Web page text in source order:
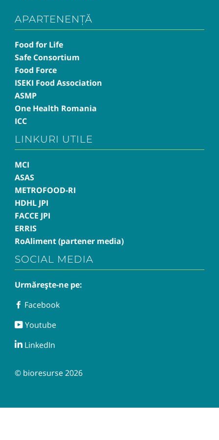
APARTENENȚĂ
Food for Life
Safe Consortium
Food Force
ISEKI Food Association
ASMP
One Health Romania
ICC
LINKURI UTILE
MCI
ASAS
METROFOOD-RI
HDHL JPI
FACCE JPI
ERRIS
RoAliment (partener media)
SOCIAL MEDIA
Urmărește-ne pe:
FacebookFacebook
YoutubeYoutube
LinkedIn
© bioresurse 2026